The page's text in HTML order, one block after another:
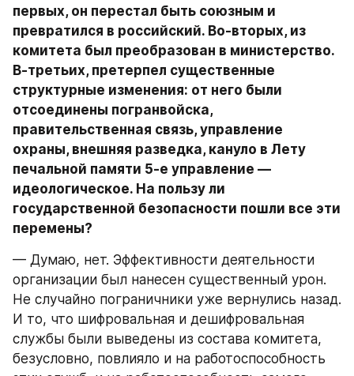
первых, он перестал быть союзным и
превратился в российский. Во-вторых, из
комитета был преобразован в министерство.
В-третьих, претерпел существенные
структурные изменения: от него были
отсоединены погранвойска,
правительственная связь, управление
охраны, внешняя разведка, кануло в Лету
печальной памяти 5-е управление —
идеологическое. На пользу ли
государственной безопасности пошли все эти
перемены?
— Думаю, нет. Эффективности деятельности
организации был нанесен существенный урон.
Не случайно пограничники уже вернулись назад.
И то, что шифровальная и дешифровальная
службы были выведены из состава комитета,
безусловно, повлияло и на работоспособность